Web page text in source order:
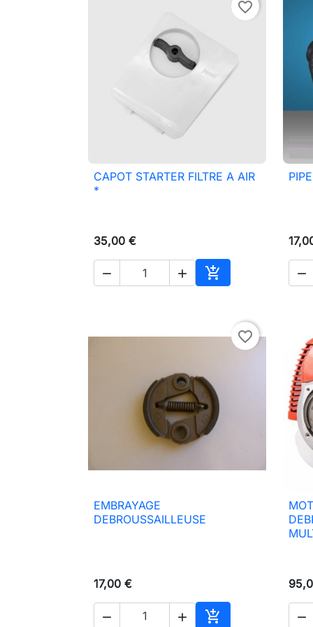
favorite_border
 Aperçu rapide
CAPOT STARTER FILTRE A AIR
*
35,00 €
  
Ajouter au panier

favorite_border
 Aperçu rapide
EMBRAYAGE
DEBROUSSAILLEUSE
17,00 €
   